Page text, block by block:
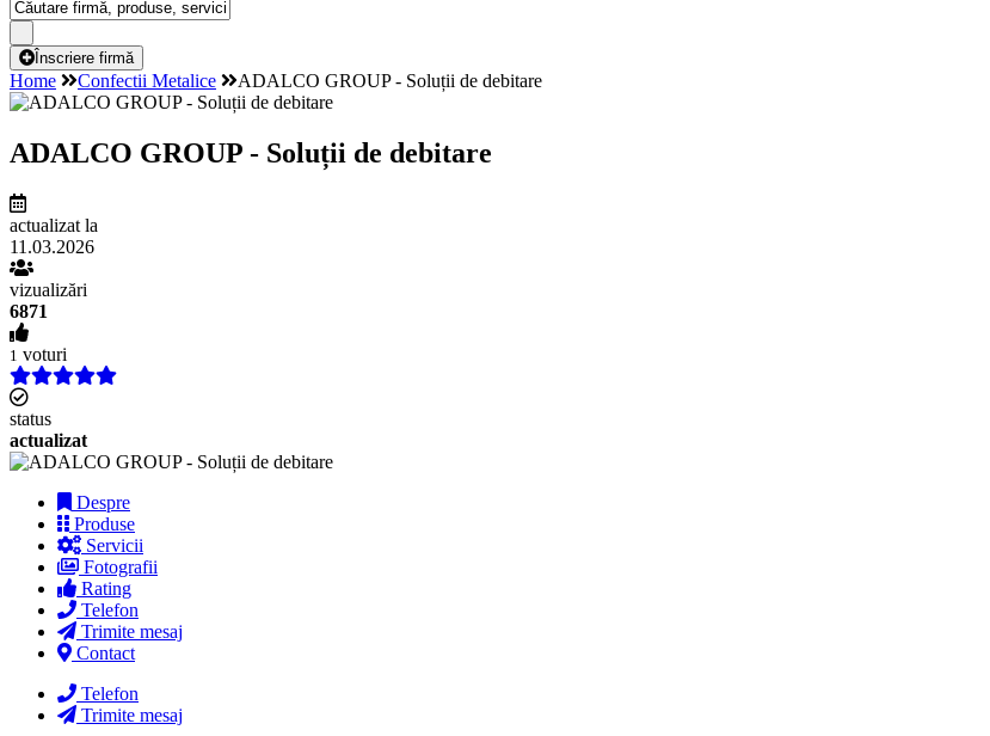
Înscriere firmă
Home Confectii Metalice ADALCO GROUP - Soluții de debitare
ADALCO GROUP - Soluții de debitare
actualizat la
11.03.2026
vizualizări
6871
1 voturi
status
actualizat
Despre
Produse
Servicii
Fotografii
Rating
Telefon
Trimite mesaj
Contact
Telefon
Trimite mesaj